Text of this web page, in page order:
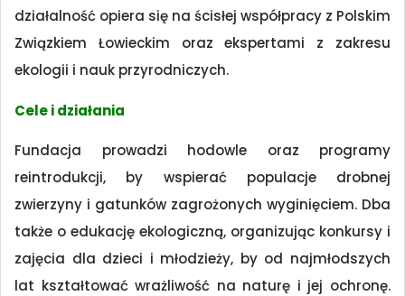
działalność opiera się na ścisłej współpracy z Polskim
Związkiem Łowieckim oraz ekspertami z zakresu
ekologii i nauk przyrodniczych.
Cele i działania
Fundacja prowadzi hodowle oraz programy
reintrodukcji, by wspierać populacje drobnej
zwierzyny i gatunków zagrożonych wyginięciem. Dba
także o edukację ekologiczną, organizując konkursy i
zajęcia dla dzieci i młodzieży, by od najmłodszych
lat kształtować wrażliwość na naturę i jej ochronę.